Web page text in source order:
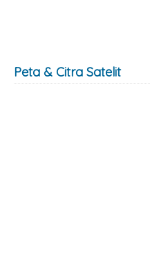
Peta & Citra Satelit